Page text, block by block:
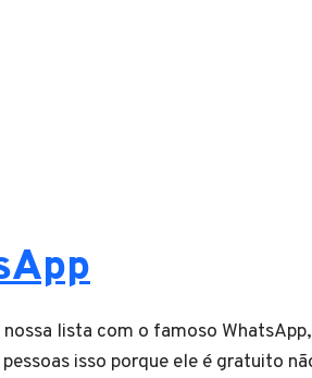
nossa lista com o famoso
isso porque ele é gratuito